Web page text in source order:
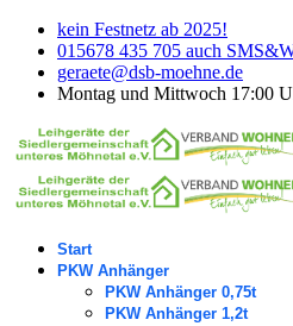
kein Festnetz ab 2025!
015678 435 705 auch
geraete@dsb-moehne.de
Montag und Mittwoch 17:00
Start
PKW Anhänger
PKW Anhänger 0,75t
PKW Anhänger 1,2t